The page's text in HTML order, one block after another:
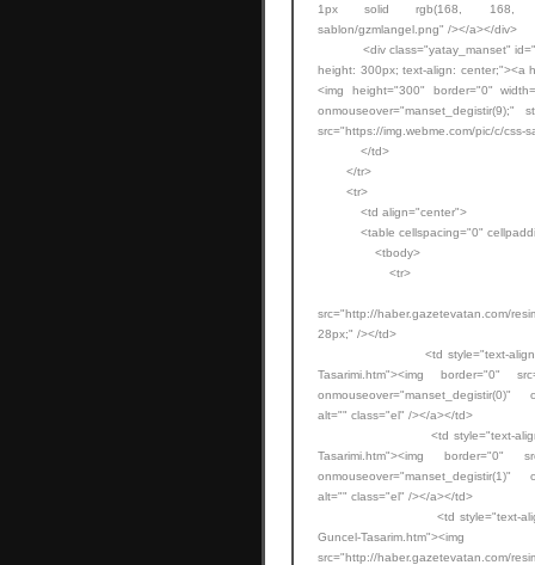
1px solid rgb(168, 168,
sablon/gzmlangel.png" /></a></div>
<div class="yatay_manset"
height: 300px; text-align: center;"><a
<img height="300" border="0"
src="https://img.webme.com/pic/c/css-
</td>
</tr>
<tr>
<td align="center">
<table cellspacing="0"
<tbody>
<tr>
<td style="text-
src="http://haber.gazetevatan.com/
28px;" /></td>
<td style="text-align:
Tasarimi.htm"><img border="0"
onmouseover="manset_degistir(0)"
alt="" class="el" /></a></td>
<td style="text-align:
Tasarimi.htm"><img border="0"
onmouseover="manset_degistir(1)"
alt="" class="el" /></a></td>
<td style="text-align:
Guncel-
src="http://haber.gazetevatan.com/